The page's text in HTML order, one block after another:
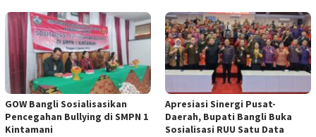
GOW Bangli Sosialisasikan
Pencegahan Bullying di SMPN 1
Kintamani
Apresiasi Sinergi Pusat-
Daerah, Bupati Bangli Buka
Sosialisasi RUU Satu Data